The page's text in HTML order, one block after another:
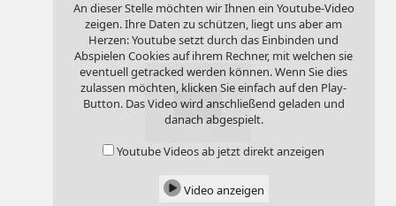
An dieser Stelle möchten wir Ihnen ein Youtube-Video
zeigen. Ihre Daten zu schützen, liegt uns aber am
Herzen: Youtube setzt durch das Einbinden und
Abspielen Cookies auf ihrem Rechner, mit welchen sie
eventuell getracked werden können. Wenn Sie dies
zulassen möchten, klicken Sie einfach auf den Play-
Button. Das Video wird anschließend geladen und
danach abgespielt.
Youtube Videos ab jetzt direkt anzeigen
Video anzeigen